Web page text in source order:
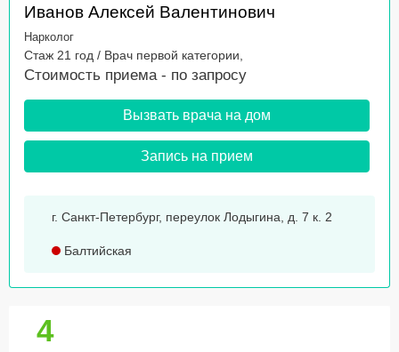
Иванов Алексей Валентинович
Нарколог
Стаж 21 год / Врач первой категории,
Стоимость приема - по запросу
Вызвать врача на дом
Запись на прием
г. Санкт-Петербург, переулок Лодыгина, д. 7 к. 2
Балтийская
4